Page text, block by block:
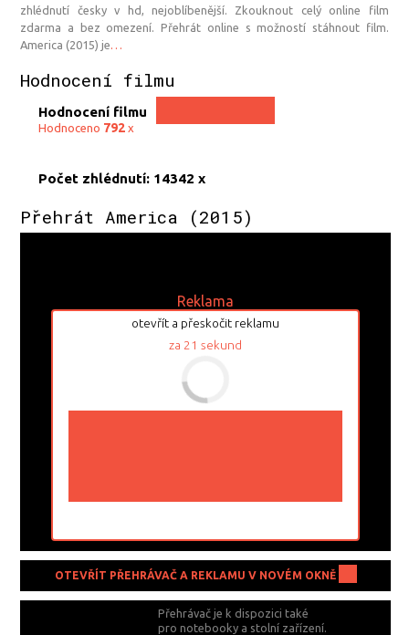
zhlédnutí česky v hd, nejoblíbenější. Zkouknout celý online film
zdarma a bez omezení. Přehrát online s možností stáhnout film.
America (2015) je
Hodnocení filmu
Hodnocení filmu
Hodnoceno 792x
Počet zhlédnutí: 14342 x
Přehrát America (2015)
Reklama
otevřít a přeskočit reklamu
za 21 sekund
OTEVŘÍT PŘEHRÁVAČ A REKLAMU V NOVÉM OKNĚ
Přehrávač je k dispozici také
pro notebooky a stolní zařízení.